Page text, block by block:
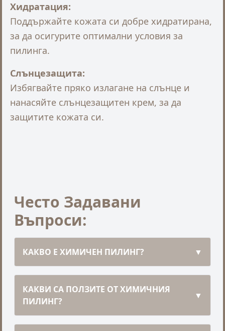
Хидратация:
Поддържайте кожата си добре хидратирана,
за да осигурите оптимални условия за
пилинга.
Слънцезащита:
Избягвайте пряко излагане на слънце и
нанасяйте слънцезащитен крем, за да
защитите кожата си.
Често Задавани
Въпроси:
КАКВО Е ХИМИЧЕН ПИЛИНГ? ▼
КАКВИ СА ПОЛЗИТЕ ОТ ХИМИЧНИЯ
ПИЛИНГ?
▼